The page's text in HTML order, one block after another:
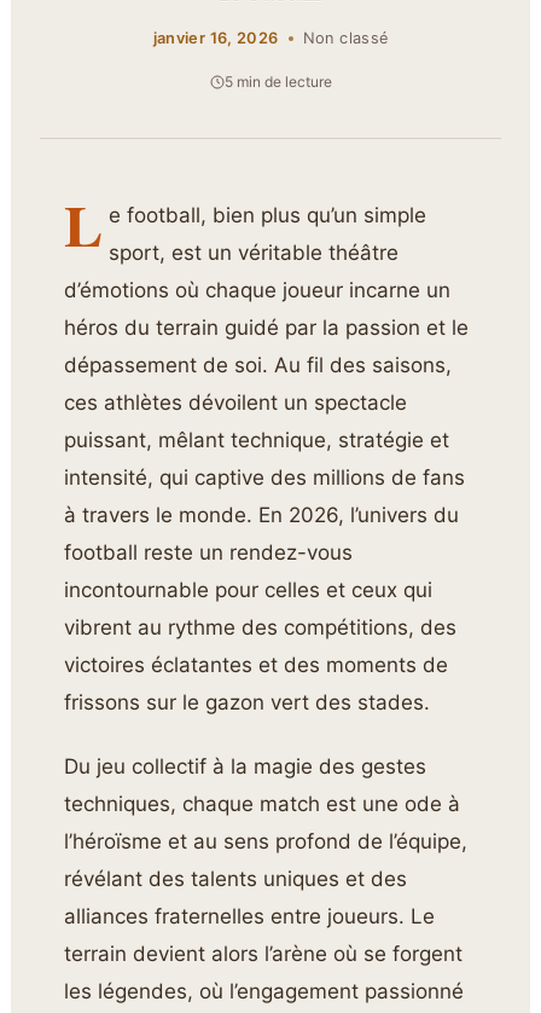
janvier 16, 2026 Non classé
5 min de lecture
L e football, bien plus qu’un simple
sport, est un véritable théâtre
d’émotions où chaque joueur incarne un
héros du terrain guidé par la passion et le
dépassement de soi. Au fil des saisons,
ces athlètes dévoilent un spectacle
puissant, mêlant technique, stratégie et
intensité, qui captive des millions de fans
à travers le monde. En 2026, l’univers du
football reste un rendez-vous
incontournable pour celles et ceux qui
vibrent au rythme des compétitions, des
victoires éclatantes et des moments de
frissons sur le gazon vert des stades.
Du jeu collectif à la magie des gestes
techniques, chaque match est une ode à
l’héroïsme et au sens profond de l’équipe,
révélant des talents uniques et des
alliances fraternelles entre joueurs. Le
terrain devient alors l’arène où se forgent
les légendes, où l’engagement passionné